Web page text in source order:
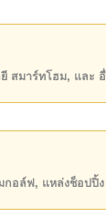
ทต่อเดือน
ษณาเป็นราคา
ณ!
อีเมล
สมาร์ทโฮม, และ
กอล์ฟ, แหล่งช็อป